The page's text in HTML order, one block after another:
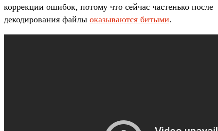
коррекции ошибок, потому что сейчас частенько после
декодирования файлы оказываются битыми.